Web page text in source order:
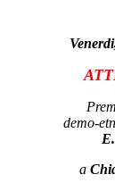
demo-
a